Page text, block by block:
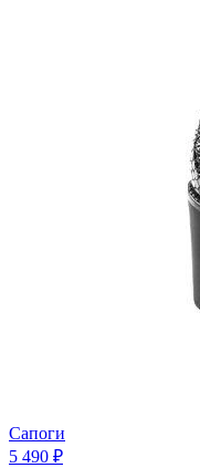
Сапоги
5 490 ₽